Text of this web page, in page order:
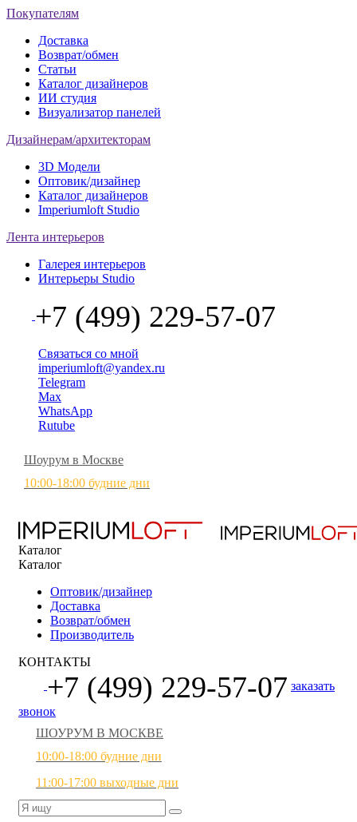
Покупателям
Доставка
Возврат/обмен
Статьи
Каталог дизайнеров
ИИ студия
Визуализатор панелей
Дизайнерам/архитекторам
3D Модели
Оптовик/дизайнер
Каталог дизайнеров
Imperiumloft Studio
Лента интерьеров
Галерея интерьеров
Интерьеры Studio
+7 (499) 229-57-07
Связаться со мной
imperiumloft@yandex.ru
Telegram
Max
WhatsApp
Rutube
Шоурум в Москве
10:00-18:00 будние дни
Каталог
Каталог
Оптовик/дизайнер
Доставка
Возврат/обмен
Производитель
КОНТАКТЫ
+7 (499) 229-57-07 заказать
звонок
ШОУРУМ В МОСКВЕ
10:00-18:00 будние дни
11:00-17:00 выходные дни